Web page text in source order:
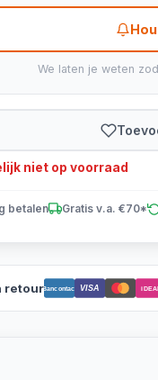
We laten je weten
niet op voorraad
betalen Gratis v.a. €70*
retourBancontact VISA